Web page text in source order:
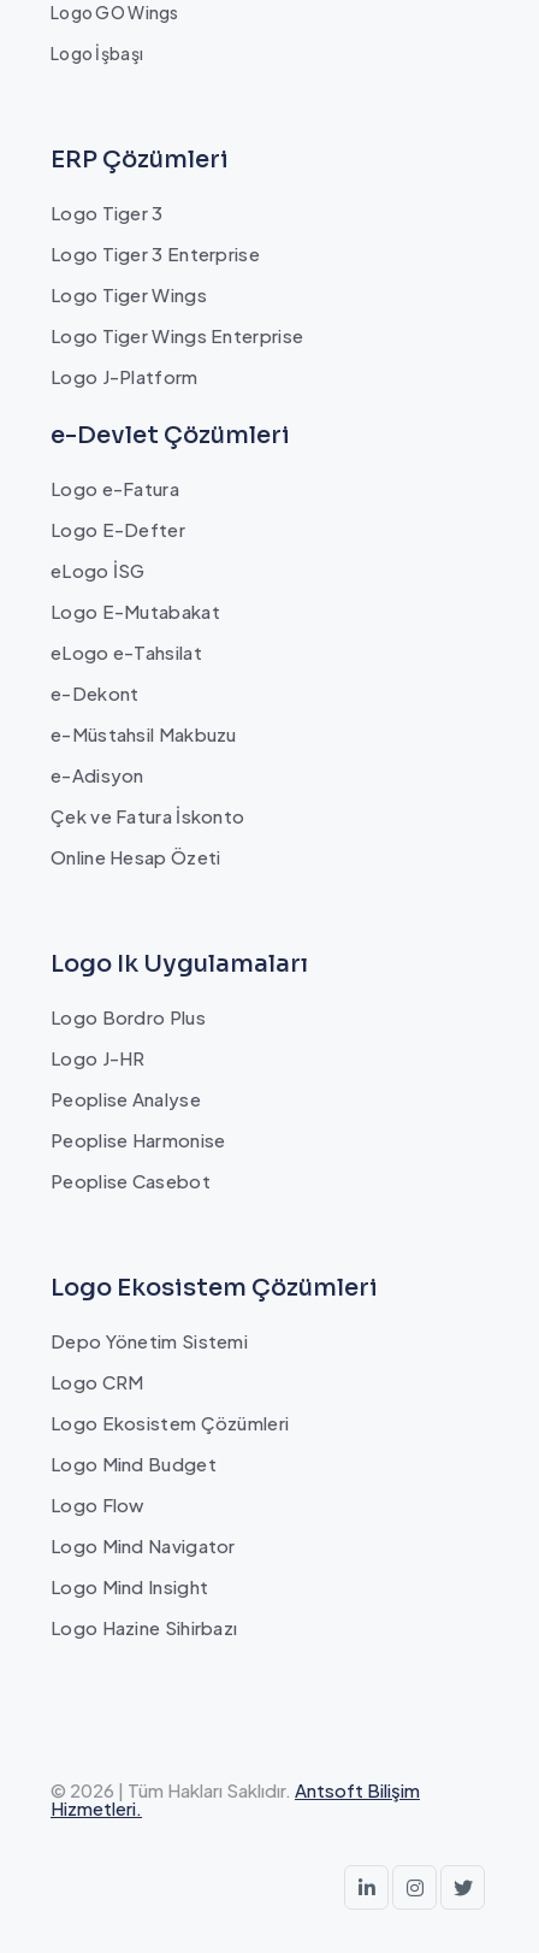
Logo GO Wings
Logo İşbaşı
ERP Çözümleri
Logo Tiger 3
Logo Tiger 3 Enterprise
Logo Tiger Wings
Logo Tiger Wings Enterprise
Logo J-Platform
e-Devlet Çözümleri
Logo e-Fatura
Logo E-Defter
eLogo İSG
Logo E-Mutabakat
eLogo e-Tahsilat
e-Dekont
e-Müstahsil Makbuzu
e-Adisyon
Çek ve Fatura İskonto
Online Hesap Özeti
Logo Ik Uygulamaları
Logo Bordro Plus
Logo J-HR
Peoplise Analyse
Peoplise Harmonise
Peoplise Casebot
Logo Ekosistem Çözümleri
Depo Yönetim Sistemi
Logo CRM
Logo Ekosistem Çözümleri
Logo Mind Budget
Logo Flow
Logo Mind Navigator
Logo Mind Insight
Logo Hazine Sihirbazı
© 2026 | Tüm Hakları Saklıdır. Antsoft Bilişim
Hizmetleri.